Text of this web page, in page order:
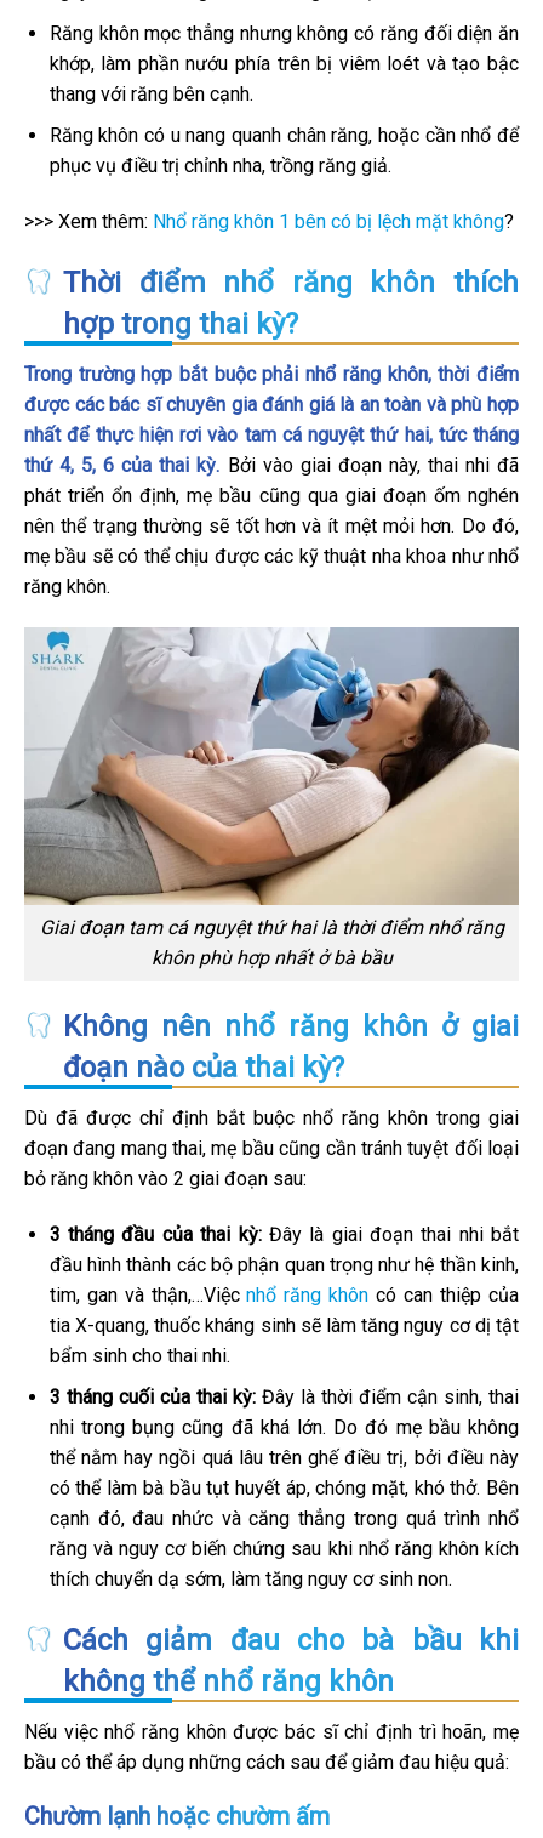
Răng khôn mọc thẳng nhưng không có răng đối diện ăn
khớp, làm phần nướu phía trên bị viêm loét và tạo bậc
thang với răng bên cạnh.
Răng khôn có u nang quanh chân răng, hoặc cần nhổ để
phục vụ điều trị chỉnh nha, trồng răng giả.
>>> Xem thêm: Nhổ răng khôn 1 bên có bị lệch mặt không?
Thời điểm nhổ răng khôn thích
hợp trong thai kỳ?
Trong trường hợp bắt buộc phải nhổ răng khôn, thời điểm
được các bác sĩ chuyên gia đánh giá là an toàn và phù hợp
nhất để thực hiện rơi vào tam cá nguyệt thứ hai, tức tháng
thứ 4, 5, 6 của thai kỳ. Bởi vào giai đoạn này, thai nhi đã
phát triển ổn định, mẹ bầu cũng qua giai đoạn ốm nghén
nên thể trạng thường sẽ tốt hơn và ít mệt mỏi hơn. Do đó,
mẹ bầu sẽ có thể chịu được các kỹ thuật nha khoa như nhổ
răng khôn.
Giai đoạn tam cá nguyệt thứ hai là thời điểm nhổ răng
khôn phù hợp nhất ở bà bầu
Không nên nhổ răng khôn ở giai
đoạn nào của thai kỳ?
Dù đã được chỉ định bắt buộc nhổ răng khôn trong giai
đoạn đang mang thai, mẹ bầu cũng cần tránh tuyệt đối loại
bỏ răng khôn vào 2 giai đoạn sau:
3 tháng đầu của thai kỳ:Đây là giai đoạn thai nhi bắt
đầu hình thành các bộ phận quan trọng như hệ thần kinh,
tim, gan và thận,…Việcnhổ răng khôn có can thiệp của
tia X-quang, thuốc kháng sinh sẽ làm tăng nguy cơ dị tật
bẩm sinh cho thai nhi.
3 tháng cuối của thai kỳ:Đây là thời điểm cận sinh, thai
nhi trong bụng cũng đã khá lớn. Do đó mẹ bầu không
thể nằm hay ngồi quá lâu trên ghế điều trị, bởi điều này
có thể làm bà bầu tụt huyết áp, chóng mặt, khó thở. Bên
cạnh đó, đau nhức và căng thẳng trong quá trình nhổ
răng và nguy cơ biến chứng sau khi nhổ răng khôn kích
thích chuyển dạ sớm, làm tăng nguy cơ sinh non.
Cách giảm đau cho bà bầu khi
không thể nhổ răng khôn
Nếu việc nhổ răng khôn được bác sĩ chỉ định trì hoãn, mẹ
bầu có thể áp dụng những cách sau để giảm đau hiệu quả:
Chườm lạnh hoặc chườm ấm